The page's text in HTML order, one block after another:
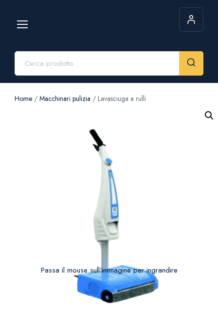
Home / Macchinari pulizia / Lavasciuga a rulli
Passa il mouse sull'immagine per ingrandire